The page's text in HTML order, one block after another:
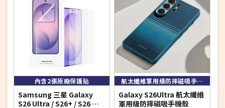
內含2張原廠保護貼
Samsung 三星 Galaxy
S26 Ultra / S26+ / S26 原
航太纖維軍用級防摔磁吸手機殼
Galaxy S26Ultra 航太纖維
軍用級防摔磁吸手機殼